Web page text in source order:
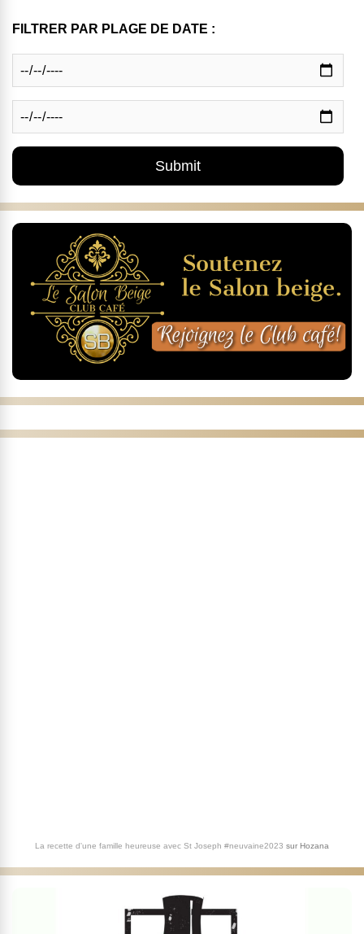
FILTRER PAR PLAGE DE DATE :
La recette d'une famille heureuse avec St Joseph #neuvaine2023 sur Hozana